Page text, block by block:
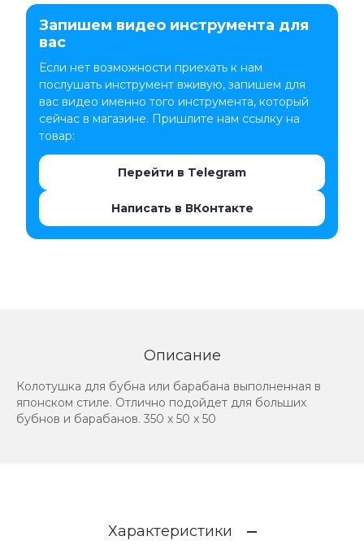
Запишем видео инструмента для
вас
Если нет возможности приехать к нам
послушать инструмент вживую, запишем для
вас видео именно того инструмента, который
сейчас в магазине. Пришлите нам ссылку на
товар:
Перейти в Telegram
Написать в ВКонтакте
Описание
Колотушка для бубна или барабана выполненная в
японском стиле. Отлично подойдет для больших
бубнов и барабанов. 350 х 50 х 50
Характеристики